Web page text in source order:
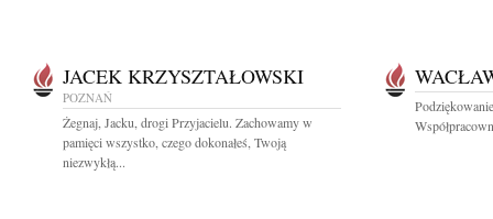
JACEK KRZYSZTAŁOWSKI
POZNAŃ
Żegnaj, Jacku, drogi Przyjacielu. Zachowamy w
pamięci wszystko, czego dokonałeś, Twoją
niezwykłą...